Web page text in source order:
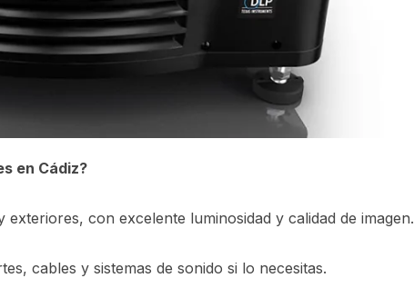
en Cádiz?
con excelente luminosidad y calidad de imagen.
cables y sistemas de sonido si lo necesitas.